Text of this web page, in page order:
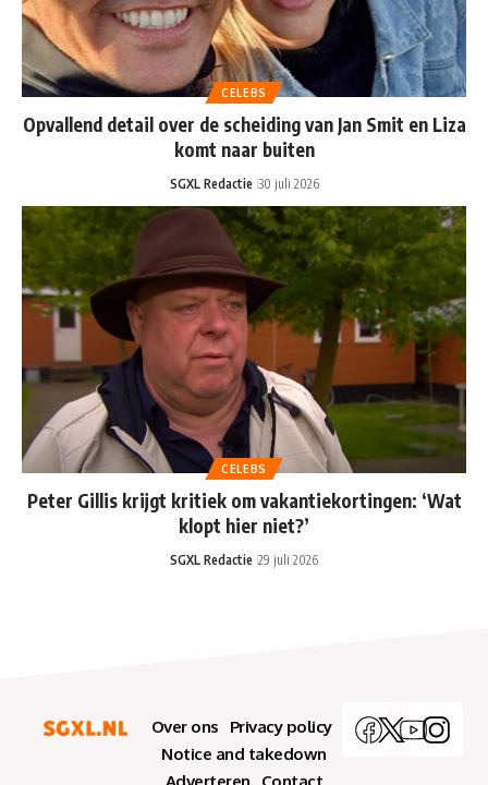
CELEBS
Opvallend detail over de scheiding van Jan Smit en Liza
komt naar buiten
SGXL Redactie 30 juli 2026
CELEBS
Peter Gillis krijgt kritiek om vakantiekortingen: ‘Wat
klopt hier niet?’
SGXL Redactie 29 juli 2026
Over ons
Privacy policy
Notice and takedown